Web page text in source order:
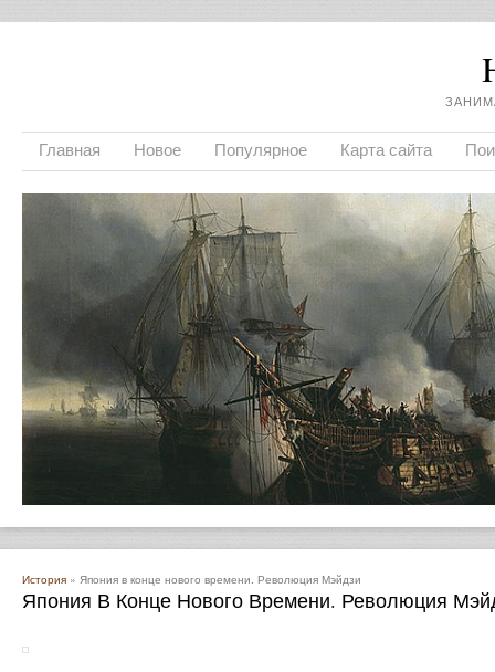
Главная Новое Популярное Карта сайта
История » Япония в конце нового времени. Революция Мэйдзи
Япония В Конце Нового Времени. Революция